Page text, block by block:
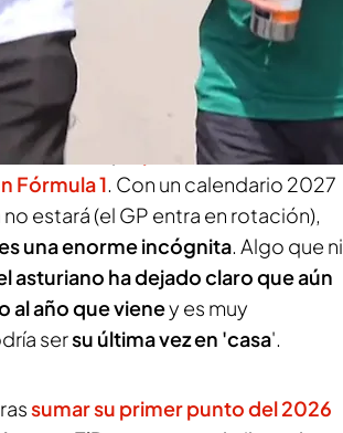
y no por el rendimiento
este inicio de 2026.Fernando
posibles
en el Gran Premio de
ante la que
puede ser su última
Fórmula 1. Con un calendario 2027
estará (el GP entra en rotación),
una enorme incógnita. Algo que ni
asturiano ha dejado claro que aún
al año que vieney es muy
sersu última vez en 'casa'.
sumar su primer punto del 2026